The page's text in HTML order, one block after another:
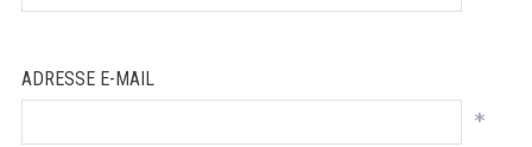
ADRESSE E-MAIL
*